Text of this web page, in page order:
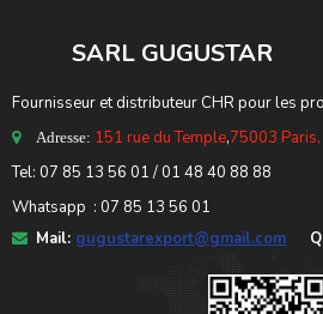
SARL GUGUSTAR
Fournisseur et distributeur CHR pour les
Adresse: 151 rue du Temple,75003 Paris,
Tel: 07 85 13 56 01 / 01 48 40 88 88
Whatsapp : 07 85 13 56 01
Mail: gugustarexport@gmail.com